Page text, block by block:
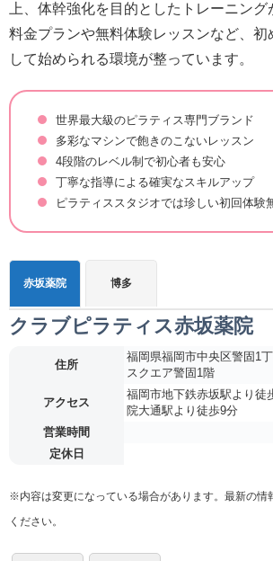
上、体幹強化を目的としたトレーニン
料金プランや無料体験レッスンなど、初
して始められる環境が整っています。
世界最大級のピラティス専門ブランド
多彩なマシンで飽きのこないレッスン
4段階のレベル制で初心者も安心
丁寧な指導による確実なスキルアップ
ピラティススタジオでは珍しい初回体験
赤坂薬院 博多
クラブピラティス赤坂薬院
住所
福岡県福岡市中央区警固1
スクエア警固1階
アクセス
福岡市地下鉄赤坂駅より徒
院大通駅より徒歩9分
営業時間
定休日
※内容は変更になっている場合があります。最新の情
ください。